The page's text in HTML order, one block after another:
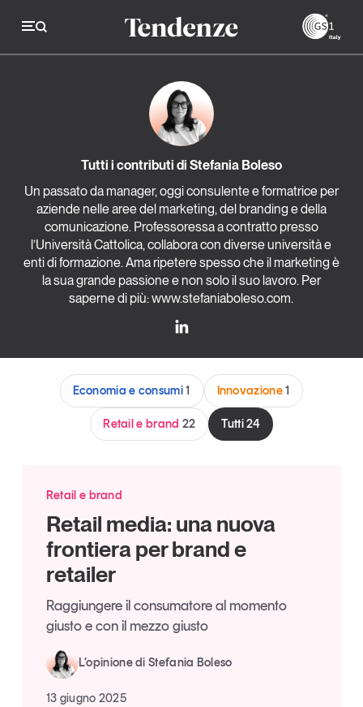
Tendenze
Economia e consumi
Innovazione
Logistica
Retail e brand
Sostenibilità
Grandi temi
Magazine
Opinioni
Comunicati stampa
Video
Podcast
Studi e ricerche
Tutti gli studi e le ricerche
Tutti gli appuntamenti
Chi siamo
Newsletter
Contatti
Tutti i contributi di Stefania Boleso
Un passato da manager, oggi consulente e formatrice per
aziende nelle aree del marketing, del branding e della
comunicazione. Professoressa a contratto presso
l’Università Cattolica, collabora con diverse università e
enti di formazione. Ama ripetere spesso che il marketing è
la sua grande passione e non solo il suo lavoro. Per
saperne di più: www.stefaniaboleso.com.
Economia e consumi1 Innovazione1
Retail e brand 22 Tutti24
Retail e brand
Retail media: una nuova
frontiera per brand e
retailer
Raggiungere il consumatore al momento
giusto e con il mezzo giusto
L’opinione di Stefania Boleso
13 giugno 2025